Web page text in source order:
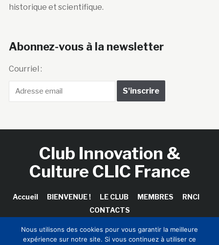
historique et scientifique.
Abonnez-vous à la newsletter
Courriel :
Club Innovation &
Culture CLIC France
Accueil BIENVENUE ! LE CLUB MEMBRES
RNCI
CONTACTS
Nous utilisons des cookies pour vous garantir la meilleure
expérience sur notre site. Si vous continuez à utiliser ce